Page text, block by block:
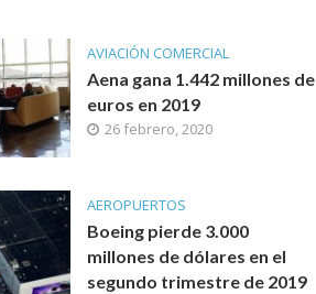
AVIACIÓN COMERCIAL
Aena gana 1.442 millones de
euros en 2019
26 febrero, 2020
AEROPUERTOS
Boeing pierde 3.000
millones de dólares en el
segundo trimestre de 2019